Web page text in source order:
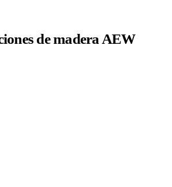
de madera AEW